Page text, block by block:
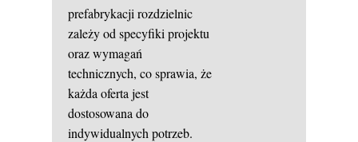
prefabrykacji rozdzielnic
zależy od specyfiki projektu
oraz wymagań
technicznych, co sprawia, że
każda oferta jest
dostosowana do
indywidualnych potrzeb.